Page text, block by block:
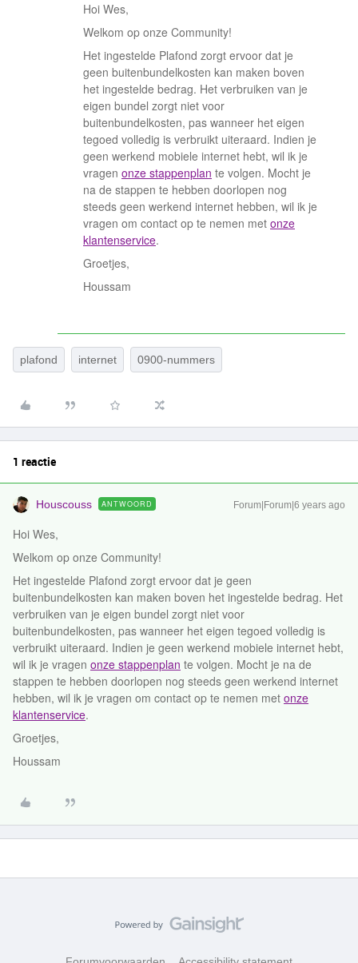
Hoi Wes,
Welkom op onze Community!
Het ingestelde Plafond zorgt ervoor dat je
geen buitenbundelkosten kan maken boven
het ingestelde bedrag. Het verbruiken van je
eigen bundel zorgt niet voor
buitenbundelkosten, pas wanneer het eigen
tegoed volledig is verbruikt uiteraard. Indien je
geen werkend mobiele internet hebt, wil ik je
vragen onze stappenplan te volgen. Mocht je
na de stappen te hebben doorlopen nog
steeds geen werkend internet hebben, wil ik je
vragen om contact op te nemen met onze
klantenservice.
Groetjes,
Houssam
plafond internet 0900-nummers
1 reactie
Houscouss ANTWOORD Forum|Forum|6 years ago
Hoi Wes,
Welkom op onze Community!
Het ingestelde Plafond zorgt ervoor dat je geen
buitenbundelkosten kan maken boven het ingestelde bedrag. Het
verbruiken van je eigen bundel zorgt niet voor
buitenbundelkosten, pas wanneer het eigen tegoed volledig is
verbruikt uiteraard. Indien je geen werkend mobiele internet hebt,
wil ik je vragen onze stappenplan te volgen. Mocht je na de
stappen te hebben doorlopen nog steeds geen werkend internet
hebben, wil ik je vragen om contact op te nemen met onze
klantenservice.
Groetjes,
Houssam